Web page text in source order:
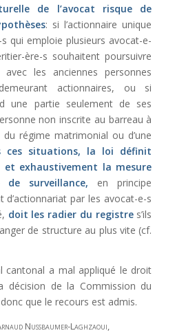
de l’avocat risque de
: si l’actionnaire unique
s qui emploie plusieurs avocat-e-
ère-s souhaitent poursuivre
avec les anciennes personnes
actionnaires, ou si
une partie seulement de ses
non inscrite au barreau à
régime matrimonial ou d’une
ces situations, la loi définit
et exhaustivement la mesure
surveillance, en principe
par les avocat-e-s
doit les radier du registre s’ils
de structure au plus vite (cf.
cantonal a mal appliqué le droit
décision de la Commission du
que le recours est admis.
Nussbaumer-Laghzaoui